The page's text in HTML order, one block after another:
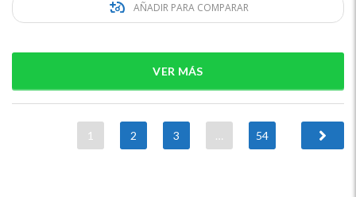
AÑADIR PARA COMPARAR
VER MÁS
1 2 3 … 54